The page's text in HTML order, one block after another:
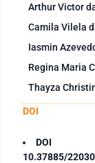
Arthur Victor
Camila Vilela
Iasmin
Regina Maria
Thayza
DOI
DOI
10.37885/